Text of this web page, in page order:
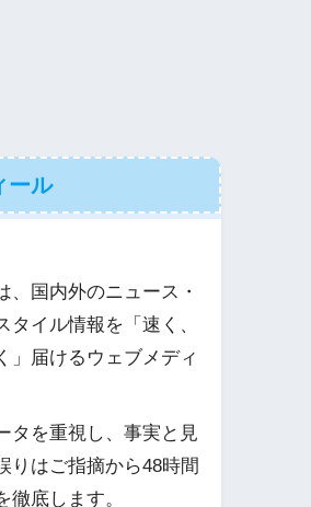
ール
、国内外のニュース・
タイル情報を「速く、
」届けるウェブメディ
タを重視し、事実と見
りはご指摘から48時間
徹底します。